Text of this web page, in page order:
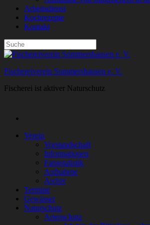
Arbeitsdienst
Kochrezepte
Kontakt
Fischereiverein Sommershausen e. V.
Fischerei ist aktiver Naturschutz
Verein
Vorstandschaft
Informationen
Fangstatistik
Aufnahme
Archiv
Termine
Gewässer
Naturschutz
Artenschutz